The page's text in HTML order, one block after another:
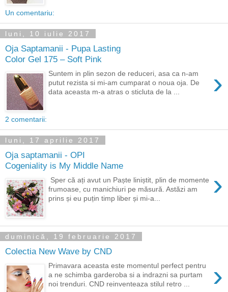
Un comentariu:
luni, 10 iulie 2017
Oja Saptamanii - Pupa Lasting
Color Gel 175 – Soft Pink
›
Suntem in plin sezon de reduceri, asa ca n-am
putut rezista si mi-am cumparat o noua oja. De
data aceasta m-a atras o sticluta de la ...
2 comentarii:
luni, 17 aprilie 2017
Oja saptamanii - OPI
Cogeniality is My Middle Name
›
Sper că ați avut un Paște liniștit, plin de momente
frumoase, cu manichiuri pe măsură. Astăzi am
prins și eu puțin timp liber și mi-a...
duminică, 19 februarie 2017
Colectia New Wave by CND
›
Primavara aceasta este momentul perfect pentru
a ne schimba garderoba si a indrazni sa purtam
noi trenduri. CND reinventeaza stilul retro ...